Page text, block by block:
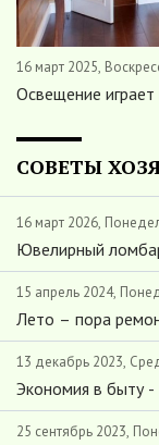
16 март 2025,
Освещение
СОВЕТЫ
16 март 2026,
Ювелирный
15 апрель 2024,
Лето – пора
13 декабрь 2023,
Экономия в быту -
25 сентябрь 2023,